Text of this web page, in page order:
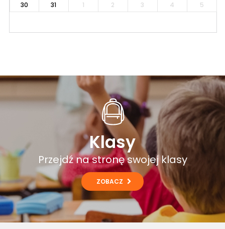
30
31 1 2 3 4 5
Klasy
Przejdź na stronę swojej klasy
ZOBACZ